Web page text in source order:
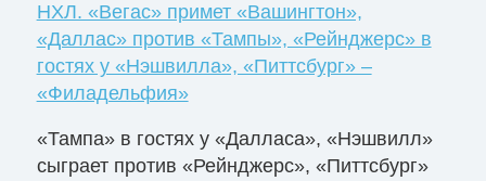
НХЛ. «Вегас» примет «Вашингтон»,
«Даллас» против «Тампы», «Рейнджерс» в
гостях у «Нэшвилла», «Питтсбург» –
«Филадельфия»
«Тампа» в гостях у «Далласа», «Нэшвилл»
сыграет против «Рейнджерс», «Питтсбург»